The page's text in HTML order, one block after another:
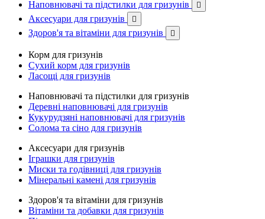
Наповнювачі та підстилки для гризунів 
Аксесуари для гризунів 
Здоров'я та вітаміни для гризунів 
Корм для гризунів
Сухий корм для гризунів
Ласощі для гризунів
Наповнювачі та підстилки для гризунів
Деревні наповнювачі для гризунів
Кукурудзяні наповнювачі для гризунів
Солома та сіно для гризунів
Аксесуари для гризунів
Іграшки для гризунів
Миски та годівниці для гризунів
Мінеральні камені для гризунів
Здоров'я та вітаміни для гризунів
Вітаміни та добавки для гризунів